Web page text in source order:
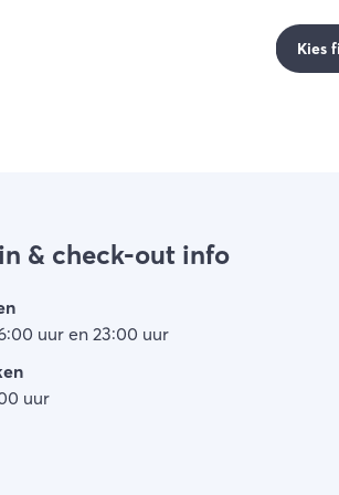
Kies
& check-out info
uur en 23:00 uur
uur